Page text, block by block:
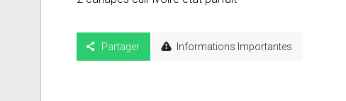
Partager Informations Importantes